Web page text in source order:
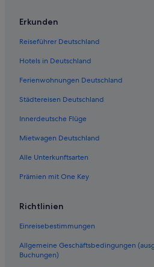
Erkunden
Reiseführer Deutschland
Hotels in Deutschland
Ferienwohnungen Deutschland
Städtereisen Deutschland
Innerdeutsche Flüge
Mietwagen Deutschland
Alle Unterkunftsarten
Prämien mit One Key
Richtlinien
Einreisebestimmungen
Allgemeine Geschäftsbedingungen
Buchungen)